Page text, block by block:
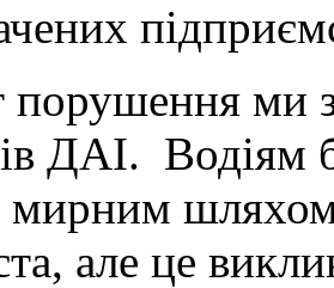
ми
ДАІ. Водіям
мирним
але це